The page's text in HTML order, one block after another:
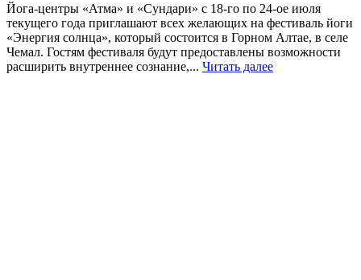
Йога-центры «Атма» и «Сундари» с 18-го по 24-ое июля
текущего года приглашают всех желающих на фестиваль йоги
«Энергия солнца», который состоится в Горном Алтае, в селе
Чемал. Гостям фестиваля будут предоставлены возможности
расширить внутреннее сознание,... Читать далее